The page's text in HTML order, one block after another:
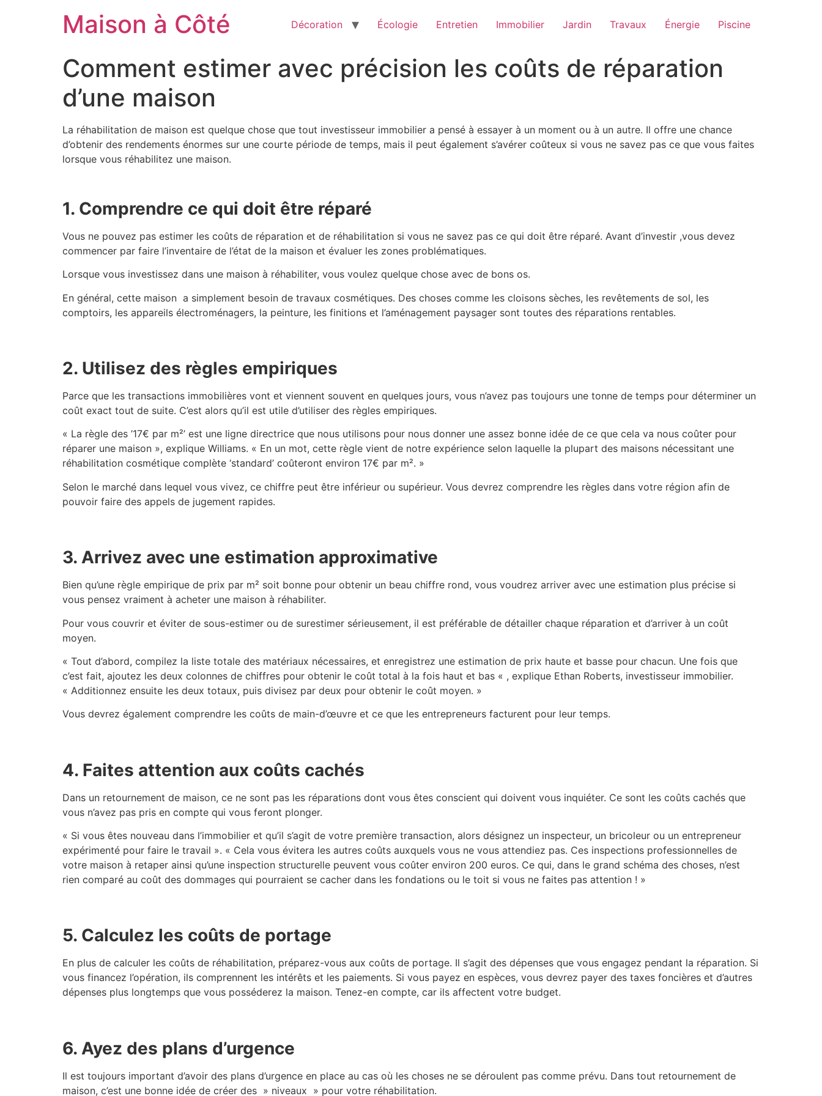
Maison à Côté Décoration Écologie Entretien Immobilier Jardin Travaux Énergie Piscine
Comment estimer avec précision les coûts de réparation
d’une maison
La réhabilitation de maison est quelque chose que tout investisseur immobilier a pensé à essayer à un moment ou à un autre. Il offre une chance
d’obtenir des rendements énormes sur une courte période de temps, mais il peut également s’avérer coûteux si vous ne savez pas ce que vous faites
lorsque vous réhabilitez une maison.
1. Comprendre ce qui doit être réparé
Vous ne pouvez pas estimer les coûts de réparation et de réhabilitation si vous ne savez pas ce qui doit être réparé. Avant d’investir ,vous devez
commencer par faire l’inventaire de l’état de la maison et évaluer les zones problématiques.
Lorsque vous investissez dans une maison à réhabiliter, vous voulez quelque chose avec de bons os.
En général, cette maison a simplement besoin de travaux cosmétiques. Des choses comme les cloisons sèches, les revêtements de sol, les
comptoirs, les appareils électroménagers, la peinture, les finitions et l’aménagement paysager sont toutes des réparations rentables.
2. Utilisez des règles empiriques
Parce que les transactions immobilières vont et viennent souvent en quelques jours, vous n’avez pas toujours une tonne de temps pour déterminer un
coût exact tout de suite. C’est alors qu’il est utile d’utiliser des règles empiriques.
« La règle des ’17€ par m²’ est une ligne directrice que nous utilisons pour nous donner une assez bonne idée de ce que cela va nous coûter pour
réparer une maison », explique Williams. « En un mot, cette règle vient de notre expérience selon laquelle la plupart des maisons nécessitant une
réhabilitation cosmétique complète ‘standard’ coûteront environ 17€ par m². »
Selon le marché dans lequel vous vivez, ce chiffre peut être inférieur ou supérieur. Vous devrez comprendre les règles dans votre région afin de
pouvoir faire des appels de jugement rapides.
3. Arrivez avec une estimation approximative
Bien qu’une règle empirique de prix par m² soit bonne pour obtenir un beau chiffre rond, vous voudrez arriver avec une estimation plus précise si
vous pensez vraiment à acheter une maison à réhabiliter.
Pour vous couvrir et éviter de sous-estimer ou de surestimer sérieusement, il est préférable de détailler chaque réparation et d’arriver à un coût
moyen.
« Tout d’abord, compilez la liste totale des matériaux nécessaires, et enregistrez une estimation de prix haute et basse pour chacun. Une fois que
c’est fait, ajoutez les deux colonnes de chiffres pour obtenir le coût total à la fois haut et bas « , explique Ethan Roberts, investisseur immobilier.
« Additionnez ensuite les deux totaux, puis divisez par deux pour obtenir le coût moyen. »
Vous devrez également comprendre les coûts de main-d’œuvre et ce que les entrepreneurs facturent pour leur temps.
4. Faites attention aux coûts cachés
Dans un retournement de maison, ce ne sont pas les réparations dont vous êtes conscient qui doivent vous inquiéter. Ce sont les coûts cachés que
vous n’avez pas pris en compte qui vous feront plonger.
« Si vous êtes nouveau dans l’immobilier et qu’il s’agit de votre première transaction, alors désignez un inspecteur, un bricoleur ou un entrepreneur
expérimenté pour faire le travail ». « Cela vous évitera les autres coûts auxquels vous ne vous attendiez pas. Ces inspections professionnelles de
votre maison à retaper ainsi qu’une inspection structurelle peuvent vous coûter environ 200 euros. Ce qui, dans le grand schéma des choses, n’est
rien comparé au coût des dommages qui pourraient se cacher dans les fondations ou le toit si vous ne faites pas attention ! »
5. Calculez les coûts de portage
En plus de calculer les coûts de réhabilitation, préparez-vous aux coûts de portage. Il s’agit des dépenses que vous engagez pendant la réparation. Si
vous financez l’opération, ils comprennent les intérêts et les paiements. Si vous payez en espèces, vous devrez payer des taxes foncières et d’autres
dépenses plus longtemps que vous posséderez la maison. Tenez-en compte, car ils affectent votre budget.
6. Ayez des plans d’urgence
Il est toujours important d’avoir des plans d’urgence en place au cas où les choses ne se déroulent pas comme prévu. Dans tout retournement de
maison, c’est une bonne idée de créer des » niveaux » pour votre réhabilitation.